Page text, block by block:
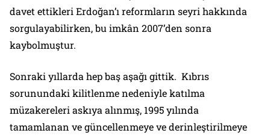
davet ettikleri Erdoğan’ı reformların seyri hakkında
sorgulayabilirken, bu imkân 2007’den sonra
kaybolmuştur.
Sonraki yıllarda hep baş aşağı gittik. Kıbrıs
sorunundaki kilitlenme nedeniyle katılma
müzakereleri askıya alınmış, 1995 yılında
tamamlanan ve güncellenmeye ve derinleştirilmeye